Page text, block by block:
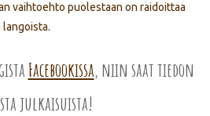
vaihtoehto puolestaan on raidoittaa
langoista.
Facebookissa, niin saat tiedon
julkaisuista!